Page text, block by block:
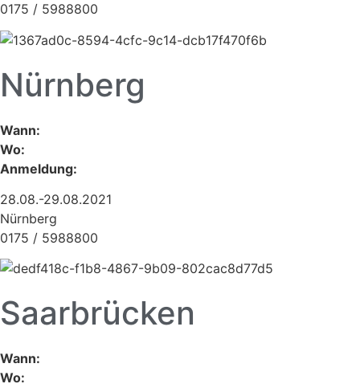
0175 / 5988800
Nürnberg
Wann:
Wo:
Anmeldung:
28.08.-29.08.2021
Nürnberg
0175 / 5988800
Saarbrücken
Wann:
Wo: